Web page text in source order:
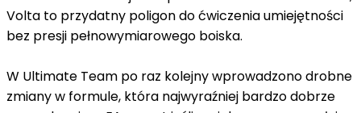
Volta to przydatny poligon do ćwiczenia umiejętności
bez presji pełnowymiarowego boiska.
W Ultimate Team po raz kolejny wprowadzono drobne
zmiany w formule, która najwyraźniej bardzo dobrze